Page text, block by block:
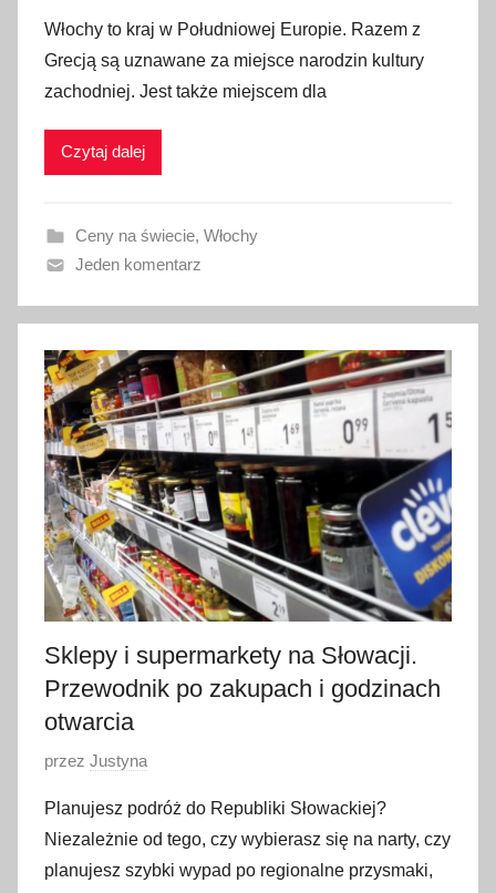
u
b
l
i
a
n
2
9
s
t
y
c
z
n
i
a
0
3
Włochy to kraj w Południowej Europie. Razem z
Grecją są uznawane za miejsce narodzin kultury
zachodniej. Jest także miejscem dla
Czytaj dalej
Ceny na świecie, Włochy
Jeden komentarz
Sklepy i supermarkety na Słowacji.
Przewodnik po zakupach i godzinach
otwarcia
O
u
b
l
przez Justyna
Planujesz podróż do Republiki Słowackiej?
Niezależnie od tego, czy wybierasz się na narty, czy
planujesz szybki wypad po regionalne przysmaki,